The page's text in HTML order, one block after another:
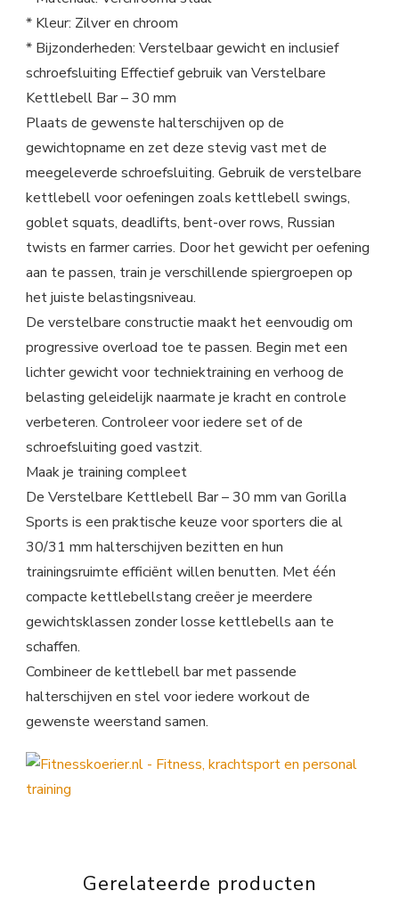
* Kleur: Zilver en chroom
* Bijzonderheden: Verstelbaar gewicht en inclusief
schroefsluiting Effectief gebruik van Verstelbare
Kettlebell Bar – 30 mm
Plaats de gewenste halterschijven op de
gewichtopname en zet deze stevig vast met de
meegeleverde schroefsluiting. Gebruik de verstelbare
kettlebell voor oefeningen zoals kettlebell swings,
goblet squats, deadlifts, bent-over rows, Russian
twists en farmer carries. Door het gewicht per oefening
aan te passen, train je verschillende spiergroepen op
het juiste belastingsniveau.
De verstelbare constructie maakt het eenvoudig om
progressive overload toe te passen. Begin met een
lichter gewicht voor techniektraining en verhoog de
belasting geleidelijk naarmate je kracht en controle
verbeteren. Controleer voor iedere set of de
schroefsluiting goed vastzit.
Maak je training compleet
De Verstelbare Kettlebell Bar – 30 mm van Gorilla
Sports is een praktische keuze voor sporters die al
30/31 mm halterschijven bezitten en hun
trainingsruimte efficiënt willen benutten. Met één
compacte kettlebellstang creëer je meerdere
gewichtsklassen zonder losse kettlebells aan te
schaffen.
Combineer de kettlebell bar met passende
halterschijven en stel voor iedere workout de
gewenste weerstand samen.
Gerelateerde producten